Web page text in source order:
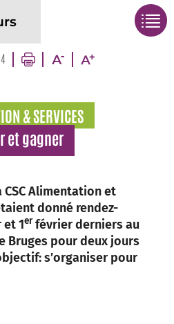
& SERVICES
et gagner
Alimentation et
donné rendez-
et 1er février derniers au
Bruges pour deux jours
s’organiser pour